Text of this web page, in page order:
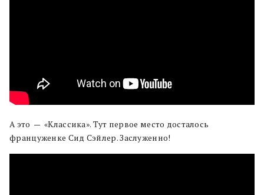
А это — «Классика». Тут первое место досталось
француженке Сид Сэйлер. Заслуженно!